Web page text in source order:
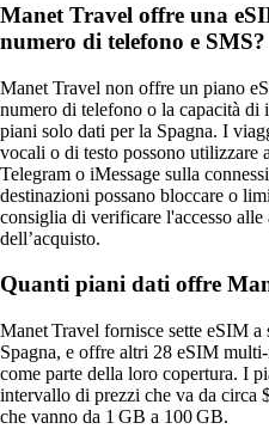
Manet Travel offre una
numero di telefono e SMS?
Manet Travel non offre un piano
numero di telefono o la capacità
piani solo dati per la Spagna. I
vocali o di testo possono
Telegram o iMessage sulla
destinazioni possano bloccare o
consiglia di verificare l'accesso
dell’acquisto.
Quanti piani dati offre
Manet Travel fornisce sette eSIM
Spagna, e offre altri 28 eSIM
come parte della loro copertura. I
intervallo di prezzi che va da circa
che vanno da 1 GB a 100 GB.